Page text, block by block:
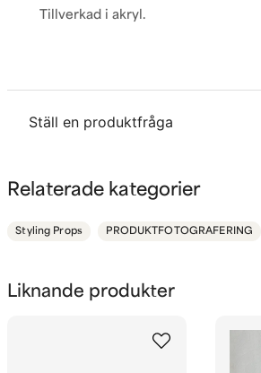
Liknande produkter
Tillverkad i akryl.
Ställ en produktfråga
Fråga oss något om denna
Relaterade kategorier
Styling Props PRODUKTFOTOGRAFERING